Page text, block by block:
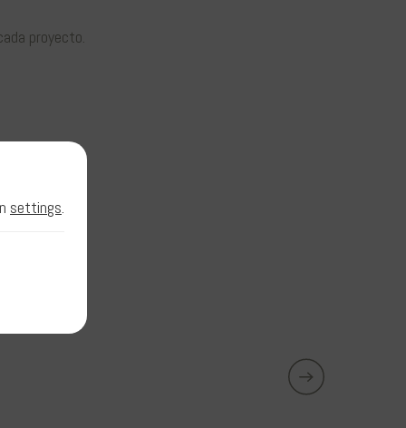
proyecto.
settings.